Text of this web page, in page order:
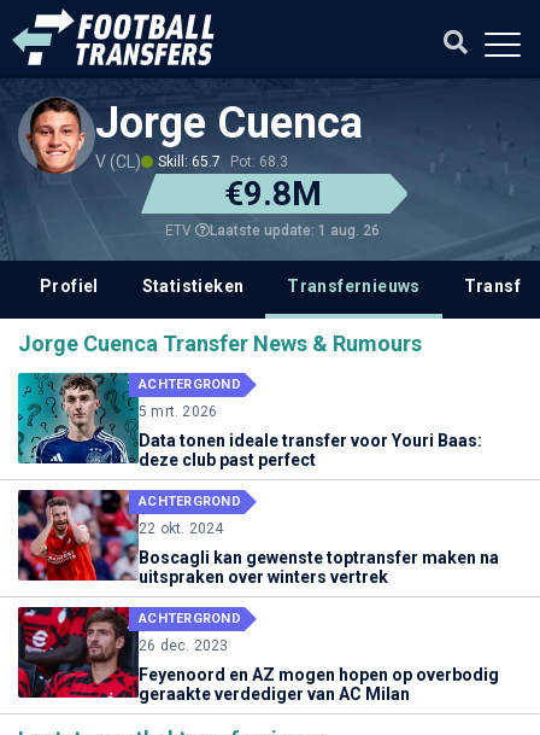
Jorge Cuenca
V (CL) Skill: 65.7 Pot: 68.3
€9.8M
ETV Laatste update: 1 aug. 26
Profiel Statistieken Transfernieuws
Jorge Cuenca Transfer News & Rumours
ACHTERGROND
5 mrt. 2026
Data tonen ideale transfer voor Youri Baas:
deze club past perfect
ACHTERGROND
22 okt. 2024
Boscagli kan gewenste toptransfer maken na
uitspraken over winters vertrek
ACHTERGROND
26 dec. 2023
Feyenoord en AZ mogen hopen op overbodig
geraakte verdediger van AC Milan